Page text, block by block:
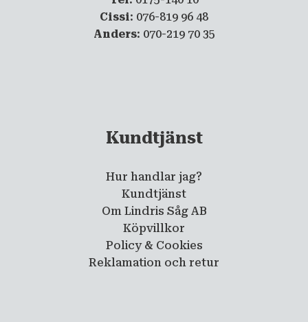
Cissi: 076-819 96 48
Anders: 070-219 70 35
Kundtjänst
Hur handlar jag?
Kundtjänst
Om Lindris Såg AB
Köpvillkor
Policy & Cookies
Reklamation och retur